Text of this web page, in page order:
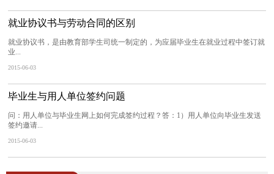
就业协议书与劳动合同的区别
就业协议书，是由教育部学生司统一制定的，为应届毕业生在就业过程中签订就
业...
2015-06-03
毕业生与用人单位签约问题
问：用人单位与毕业生网上如何完成签约过程？答：1）用人单位向毕业生发送
签约邀请...
2015-06-03